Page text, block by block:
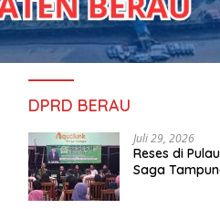
DPRD BERAU
Juli 29, 2026
Reses di
Saga